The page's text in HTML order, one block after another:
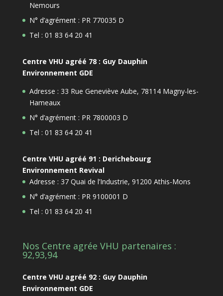
Nemours
N° d’agrément : PR 770035 D
Tel : 01 83 64 20 41
Centre VHU agréé 78 : Guy Dauphin
Environnement GDE
Adresse : 33 Rue Geneviève Aube, 78114 Magny-les-
Hameaux
N° d’agrément : PR 7800003 D
Tel : 01 83 64 20 41
Centre VHU agréé 91 : Derichebourg
Environnement Revival
Adresse : 37 Quai de l’Industrie, 91200 Athis-Mons
N° d’agrément : PR 9100001 D
Tel : 01 83 64 20 41
Nos Centre agrée VHU partenaires :
92,93,94
Centre VHU agréé 92 : Guy Dauphin
Environnement GDE